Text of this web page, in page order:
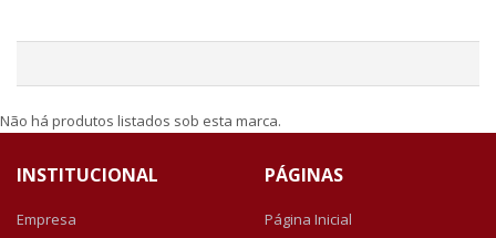
Não há produtos listados sob esta marca.
INSTITUCIONAL
Empresa
PÁGINAS
Página Inicial